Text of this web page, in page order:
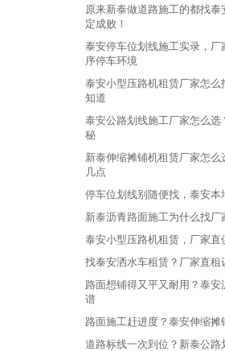
原来新泰做道路施工的都找
定成败！
泰安停车位划线施工实录，
序停车环境
泰安小型压路机租赁厂家怎
知道
泰安公路划线施工厂家怎么
秘
新泰伸缩摊铺机租赁厂家怎
几点
停车位划线别随便找，泰安
新泰沥青路面施工为什么找厂
泰安小型压路机租赁，厂家直
找泰安洒水车租赁？厂家直租
路面想铺得又平又耐用？泰
谱
路面施工赶进度？泰安伸缩
道路标线一次到位？新泰公